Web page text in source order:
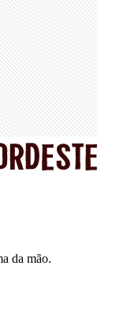
da mão.